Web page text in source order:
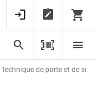
Technique de porte et de